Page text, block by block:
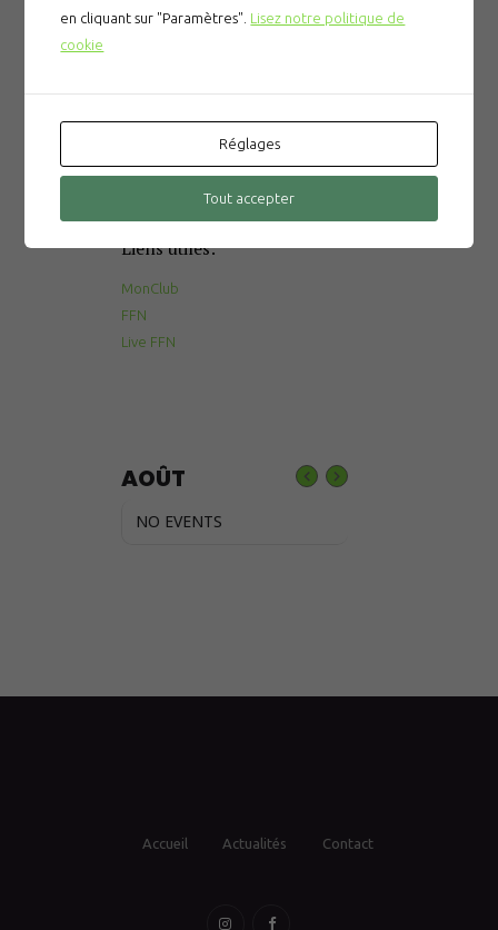
Prévention des noyades
La tombola du CNPM
Liens utiles:
MonClub
FFN
Live FFN
AOÛT
NO EVENTS
Accueil Actualités Contact
en cliquant sur "Paramètres". Lisez notre politique de
cookie
Réglages
Tout accepter